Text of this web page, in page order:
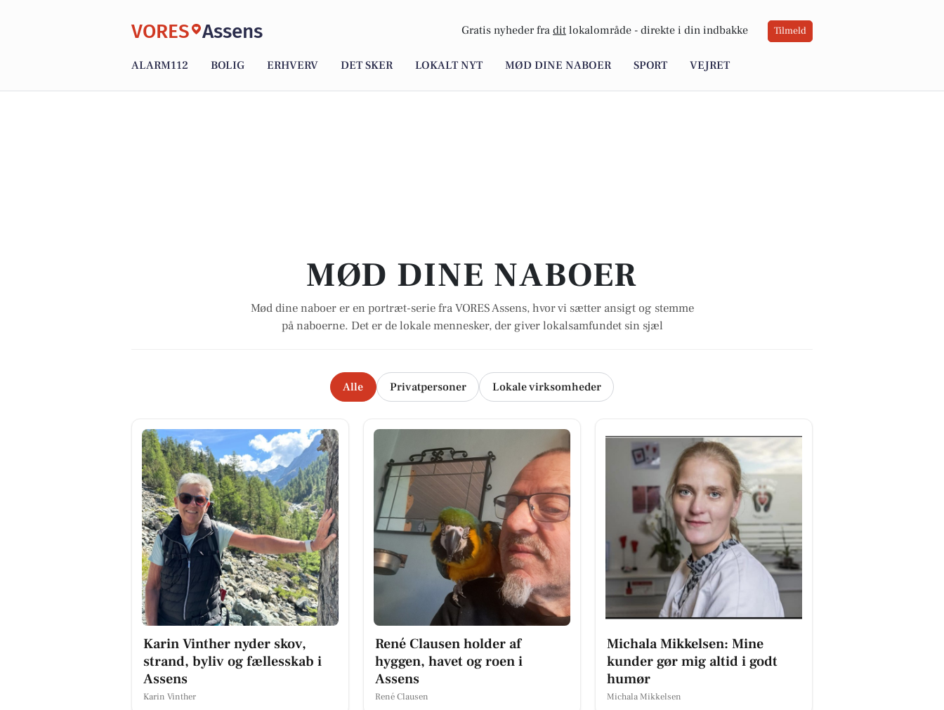
VORES Assens Gratis nyheder fra dit lokalområde - direkte i din indbakke Tilmeld
ALARM112 BOLIG ERHVERV DET SKER LOKALT NYT MØD DINE NABOER SPORT VEJRET
MØD DINE NABOER
Mød dine naboer er en portræt-serie fra VORES Assens, hvor vi sætter ansigt og stemme
på naboerne. Det er de lokale mennesker, der giver lokalsamfundet sin sjæl
Alle Privatpersoner Lokale virksomheder
Karin Vinther nyder skov,
strand, byliv og fællesskab i
Assens
Karin Vinther
René Clausen holder af
hyggen, havet og roen i
Assens
René Clausen
Michala Mikkelsen: Mine
kunder gør mig altid i godt
humør
Michala Mikkelsen